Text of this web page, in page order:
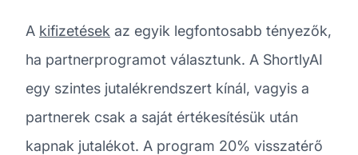
A kifizetések az egyik legfontosabb tényezők,
ha partnerprogramot választunk. A ShortlyAI
egy szintes jutalékrendszert kínál, vagyis a
partnerek csak a saját értékesítésük után
kapnak jutalékot. A program 20% visszatérő